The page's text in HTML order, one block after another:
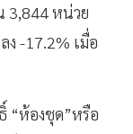
3,844 หน่วย
-17.2% เมื่อ
“ห้องชุด”หรือ